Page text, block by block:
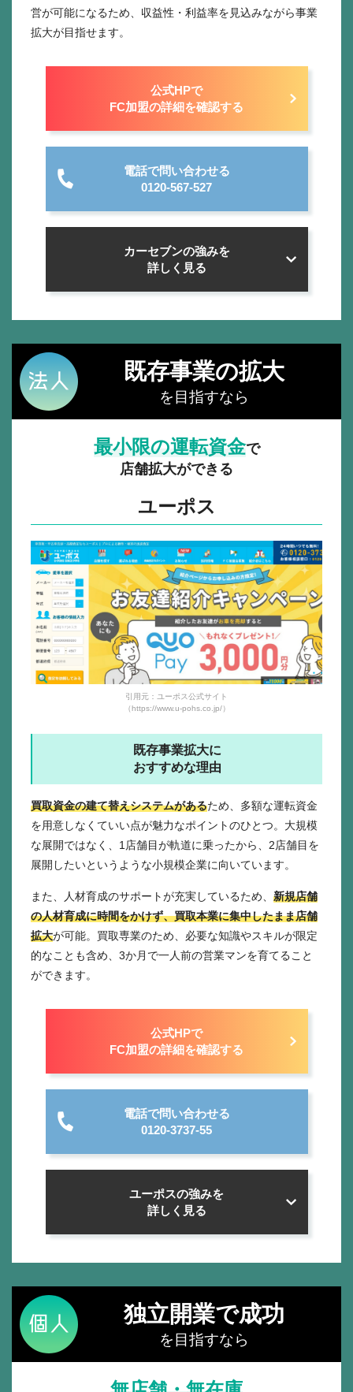
営が可能になるため、収益性・利益率を見込みながら事業
拡大が目指せます。
公式HPで
FC加盟の詳細を確認する
電話で問い合わせる
0120-567-527
カーセブンの強みを
詳しく見る
既存事業の拡大
を目指すなら
最小限の運転資金で
店舗拡大ができる
ユーポス
引用元：ユーポス公式サイト
（https://www.u-pohs.co.jp/）
既存事業拡大に
おすすめな理由
買取資金の建て替えシステムがあるため、多額な運転資金
を用意しなくていい点が魅力なポイントのひとつ。大規模
な展開ではなく、1店舗目が軌道に乗ったから、2店舗目を
展開したいというような小規模企業に向いています。
また、人材育成のサポートが充実しているため、 新規店舗
の人材育成に時間をかけず、買取本業に集中したまま店舗
拡大が可能。買取専業のため、必要な知識やスキルが限定
的なことも含め、3か月で一人前の営業マンを育てること
ができます。
公式HPで
FC加盟の詳細を確認する
電話で問い合わせる
0120-3737-55
ユーポスの強みを
詳しく見る
独立開業で成功
を目指すなら